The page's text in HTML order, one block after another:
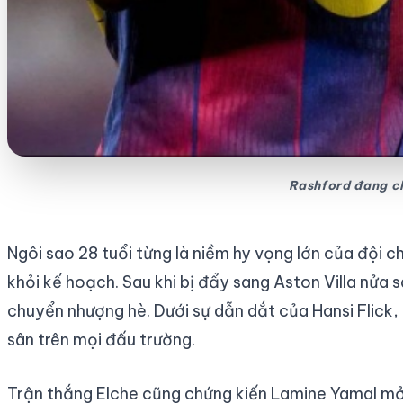
Rashford đang
Ngôi sao 28 tuổi từng là niềm hy vọng lớn của đội
khỏi kế hoạch. Sau khi bị đẩy sang Aston Villa
chuyển nhượng hè. Dưới sự dẫn dắt của Hansi
sân trên mọi đấu trường.
Trận thắng Elche cũng chứng kiến Lamine Yamal